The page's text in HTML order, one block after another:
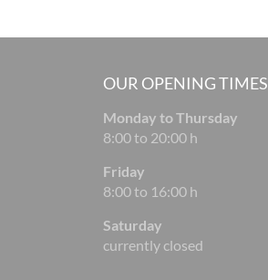
OUR OPENING TIMES
Monday to Thursday
8:00 to 20:00 h
Friday
8:00 to 16:00 h
Saturday
currently closed